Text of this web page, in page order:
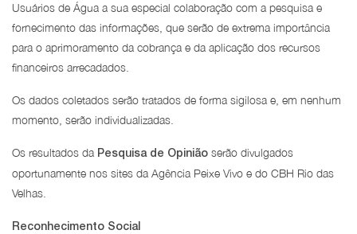
Usuários de Água a sua especial colaboração com a pesquisa e
fornecimento das informações, que serão de extrema importância
para o aprimoramento da cobrança e da aplicação dos recursos
financeiros arrecadados.
Os dados coletados serão tratados de forma sigilosa e, em nenhum
momento, serão individualizadas.
Os resultados da Pesquisa de Opinião serão divulgados
oportunamente nos sites da Agência Peixe Vivo e do CBH Rio das
Velhas.
Reconhecimento Social